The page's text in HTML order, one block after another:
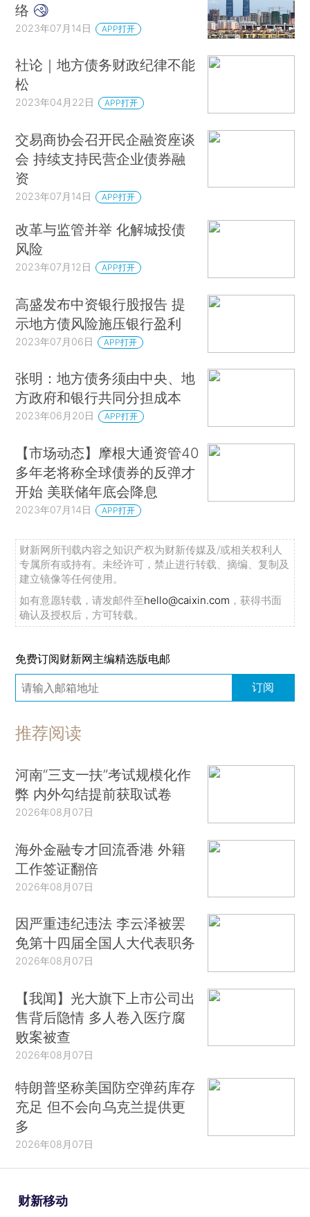
络
2023年07月14日 APP打开
社论｜地方债务财政纪律不能
松
2023年04月22日 APP打开
交易商协会召开民企融资座谈
会 持续支持民营企业债券融
资
2023年07月14日 APP打开
改革与监管并举 化解城投债
风险
2023年07月12日 APP打开
高盛发布中资银行股报告 提
示地方债风险施压银行盈利
2023年07月06日 APP打开
张明：地方债务须由中央、地
方政府和银行共同分担成本
2023年06月20日 APP打开
【市场动态】摩根大通资管40
多年老将称全球债券的反弹才
开始 美联储年底会降息
2023年07月14日 APP打开
财新网所刊载内容之知识产权为财新传媒及/或相关权利人
专属所有或持有。未经许可，禁止进行转载、摘编、复制及
建立镜像等任何使用。
如有意愿转载，请发邮件至hello@caixin.com ，获得书面
确认及授权后，方可转载。
免费订阅财新网主编精选版电邮
订阅
推荐阅读
河南“三支一扶”考试规模化作
弊 内外勾结提前获取试卷
2026年08月07日
海外金融专才回流香港 外籍
工作签证翻倍
2026年08月07日
因严重违纪违法 李云泽被罢
免第十四届全国人大代表职务
2026年08月07日
【我闻】光大旗下上市公司出
售背后隐情 多人卷入医疗腐
败案被查
2026年08月07日
特朗普坚称美国防空弹药库存
充足 但不会向乌克兰提供更
多
2026年08月07日
财新移动